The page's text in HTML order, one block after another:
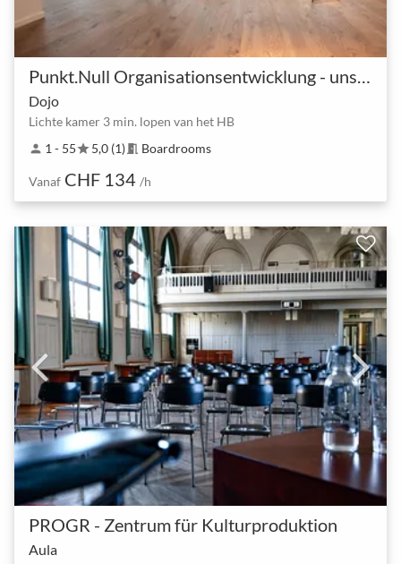
Dojo
Lichte kamer 3 min. lopen van het HB
person 1 - 55star5,0 (1) meeting_room Boardrooms
Vanaf CHF 134 /h
PROGR - Zentrum für Kulturproduktion
Aula